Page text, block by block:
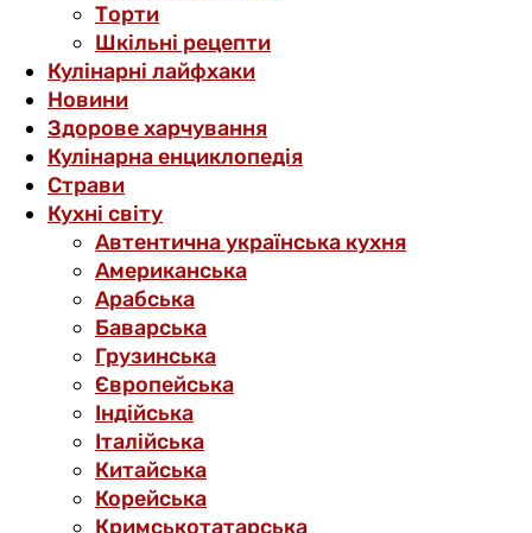
Торти
Шкільні рецепти
Кулінарні лайфхаки
Новини
Здорове харчування
Кулінарна енциклопедія
Страви
Кухні світу
Автентична українська кухня
Американська
Арабська
Баварська
Грузинська
Європейська
Індійська
Італійська
Китайська
Корейська
Кримськотатарська